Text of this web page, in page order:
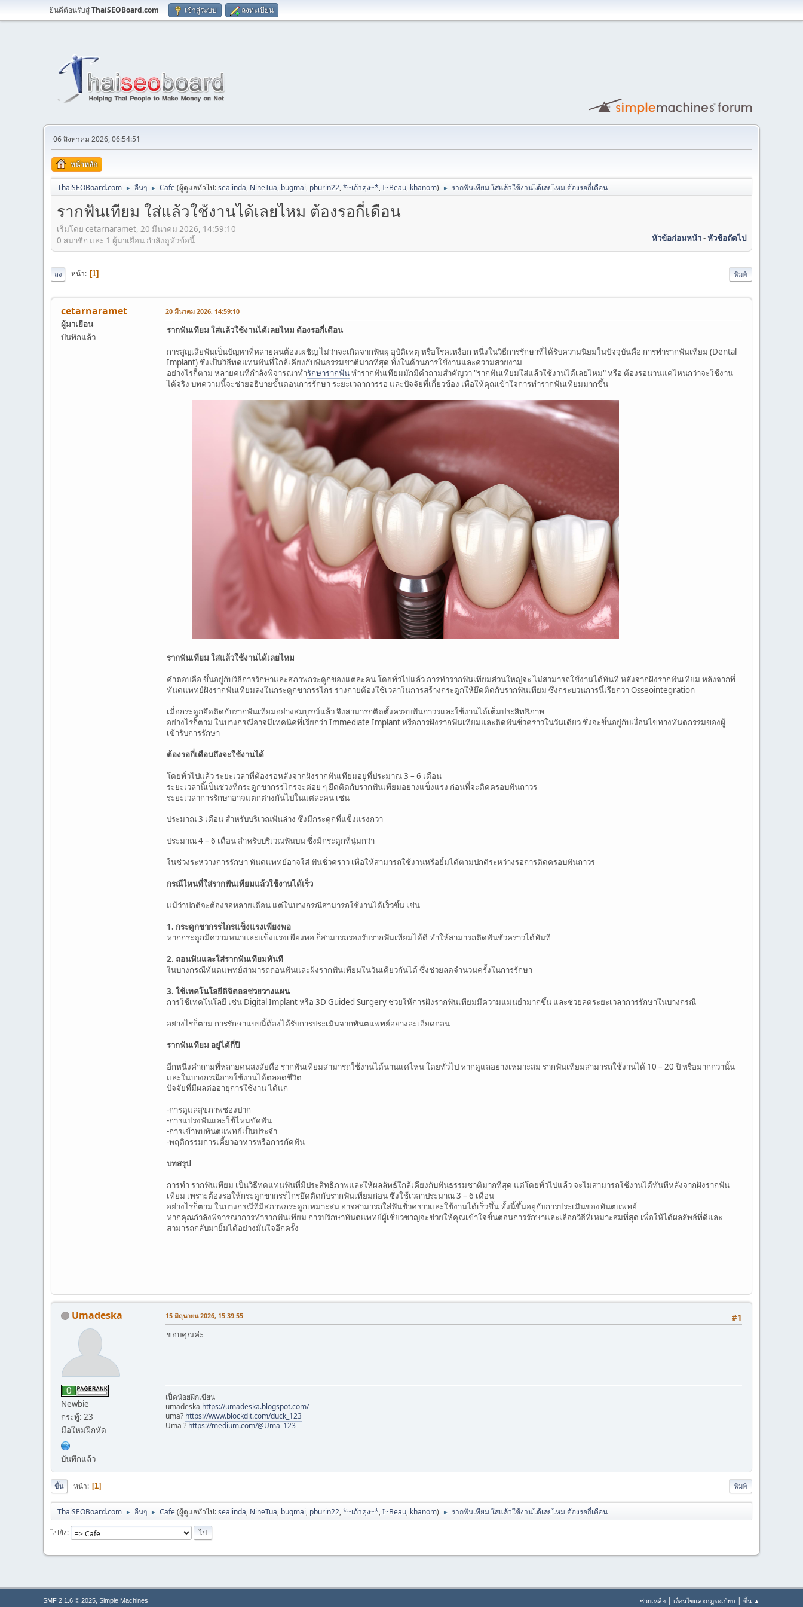
ยินดีต้อนรับสู่ThaiSEOBoard.com เข้าสู่ระบบ ลงทะเบียน
06 สิงหาคม 2026, 06:54:51
หน้าหลัก
ThaiSEOBoard.com ► อื่นๆ ► Cafe(ผู้ดูแลทั่วไป:sealinda, NineTua, bugmai, pburin22,*~เก้าคุง~*,I~Beau, khanom) ► รากฟันเทียม ใส่แล้วใช้งานได้เลยไหม ต้องรอกี่เดือน
รากฟันเทียม ใส่แล้วใช้งานได้เลยไหม ต้องรอกี่เดือน
เริ่มโดย cetarnaramet, 20 มีนาคม 2026, 14:59:10
หัวข้อก่อนหน้า-หัวข้อถัดไป
0 สมาชิก และ 1 ผู้มาเยือน กำลังดูหัวข้อนี้
พิมพ์
ลง หน้า 1
cetarnaramet
ผู้มาเยือน
บันทึกแล้ว
20 มีนาคม 2026, 14:59:10
รากฟันเทียม ใส่แล้วใช้งานได้เลยไหม ต้องรอกี่เดือน
การสูญเสียฟันเป็นปัญหาที่หลายคนต้องเผชิญ ไม่ว่าจะเกิดจากฟันผุ อุบัติเหตุ หรือโรคเหงือก หนึ่งในวิธีการรักษาที่ได้รับความนิยมในปัจจุบันคือ การทำรากฟันเทียม (Dental
Implant) ซึ่งเป็นวิธีทดแทนฟันที่ใกล้เคียงกับฟันธรรมชาติมากที่สุด ทั้งในด้านการใช้งานและความสวยงาม
อย่างไรก็ตาม หลายคนที่กำลังพิจารณาทำรักษารากฟันทำรากฟันเทียมมักมีคำถามสำคัญว่า "รากฟันเทียมใส่แล้วใช้งานได้เลยไหม" หรือ ต้องรอนานแค่ไหนกว่าจะใช้งาน
ได้จริง บทความนี้จะช่วยอธิบายขั้นตอนการรักษา ระยะเวลาการรอ และปัจจัยที่เกี่ยวข้อง เพื่อให้คุณเข้าใจการทำรากฟันเทียมมากขึ้น
รากฟันเทียม ใส่แล้วใช้งานได้เลยไหม
คำตอบคือ ขึ้นอยู่กับวิธีการรักษาและสภาพกระดูกของแต่ละคน โดยทั่วไปแล้ว การทำรากฟันเทียมส่วนใหญ่จะ ไม่สามารถใช้งานได้ทันที หลังจากฝังรากฟันเทียม หลังจากที่
ทันตแพทย์ฝังรากฟันเทียมลงในกระดูกขากรรไกร ร่างกายต้องใช้เวลาในการสร้างกระดูกให้ยึดติดกับรากฟันเทียม ซึ่งกระบวนการนี้เรียกว่า Osseointegration
เมื่อกระดูกยึดติดกับรากฟันเทียมอย่างสมบูรณ์แล้ว จึงสามารถติดตั้งครอบฟันถาวรและใช้งานได้เต็มประสิทธิภาพ
อย่างไรก็ตาม ในบางกรณีอาจมีเทคนิคที่เรียกว่า Immediate Implant หรือการฝังรากฟันเทียมและติดฟันชั่วคราวในวันเดียว ซึ่งจะขึ้นอยู่กับเงื่อนไขทางทันตกรรมของผู้
เข้ารับการรักษา
ต้องรอกี่เดือนถึงจะใช้งานได้
โดยทั่วไปแล้ว ระยะเวลาที่ต้องรอหลังจากฝังรากฟันเทียมอยู่ที่ประมาณ 3 – 6 เดือน
ระยะเวลานี้เป็นช่วงที่กระดูกขากรรไกรจะค่อย ๆ ยึดติดกับรากฟันเทียมอย่างแข็งแรง ก่อนที่จะติดครอบฟันถาวร
ระยะเวลาการรักษาอาจแตกต่างกันไปในแต่ละคน เช่น
ประมาณ 3 เดือน สำหรับบริเวณฟันล่าง ซึ่งมีกระดูกที่แข็งแรงกว่า
ประมาณ 4 – 6 เดือน สำหรับบริเวณฟันบน ซึ่งมีกระดูกที่นุ่มกว่า
ในช่วงระหว่างการรักษา ทันตแพทย์อาจใส่ ฟันชั่วคราว เพื่อให้สามารถใช้งานหรือยิ้มได้ตามปกติระหว่างรอการติดครอบฟันถาวร
กรณีไหนที่ใส่รากฟันเทียมแล้วใช้งานได้เร็ว
แม้ว่าปกติจะต้องรอหลายเดือน แต่ในบางกรณีสามารถใช้งานได้เร็วขึ้น เช่น
1. กระดูกขากรรไกรแข็งแรงเพียงพอ
หากกระดูกมีความหนาและแข็งแรงเพียงพอ ก็สามารถรองรับรากฟันเทียมได้ดี ทำให้สามารถติดฟันชั่วคราวได้ทันที
2. ถอนฟันและใส่รากฟันเทียมทันที
ในบางกรณีทันตแพทย์สามารถถอนฟันและฝังรากฟันเทียมในวันเดียวกันได้ ซึ่งช่วยลดจำนวนครั้งในการรักษา
3. ใช้เทคโนโลยีดิจิตอลช่วยวางแผน
การใช้เทคโนโลยี เช่น Digital Implant หรือ 3D Guided Surgery ช่วยให้การฝังรากฟันเทียมมีความแม่นยำมากขึ้น และช่วยลดระยะเวลาการรักษาในบางกรณี
อย่างไรก็ตาม การรักษาแบบนี้ต้องได้รับการประเมินจากทันตแพทย์อย่างละเอียดก่อน
รากฟันเทียม อยู่ได้กี่ปี
อีกหนึ่งคำถามที่หลายคนสงสัยคือ รากฟันเทียมสามารถใช้งานได้นานแค่ไหน โดยทั่วไป หากดูแลอย่างเหมาะสม รากฟันเทียมสามารถใช้งานได้ 10 – 20 ปี หรือมากกว่านั้น
และในบางกรณีอาจใช้งานได้ตลอดชีวิต
ปัจจัยที่มีผลต่ออายุการใช้งาน ได้แก่
-การดูแลสุขภาพช่องปาก
-การแปรงฟันและใช้ไหมขัดฟัน
-การเข้าพบทันตแพทย์เป็นประจำ
-พฤติกรรมการเคี้ยวอาหารหรือการกัดฟัน
บทสรุป
การทำ รากฟันเทียม เป็นวิธีทดแทนฟันที่มีประสิทธิภาพและให้ผลลัพธ์ใกล้เคียงกับฟันธรรมชาติมากที่สุด แต่โดยทั่วไปแล้ว จะไม่สามารถใช้งานได้ทันทีหลังจากฝังรากฟัน
เทียม เพราะต้องรอให้กระดูกขากรรไกรยึดติดกับรากฟันเทียมก่อน ซึ่งใช้เวลาประมาณ 3 – 6 เดือน
อย่างไรก็ตาม ในบางกรณีที่มีสภาพกระดูกเหมาะสม อาจสามารถใส่ฟันชั่วคราวและใช้งานได้เร็วขึ้น ทั้งนี้ขึ้นอยู่กับการประเมินของทันตแพทย์
หากคุณกำลังพิจารณาการทำรากฟันเทียม การปรึกษาทันตแพทย์ผู้เชี่ยวชาญจะช่วยให้คุณเข้าใจขั้นตอนการรักษาและเลือกวิธีที่เหมาะสมที่สุด เพื่อให้ได้ผลลัพธ์ที่ดีและ
สามารถกลับมายิ้มได้อย่างมั่นใจอีกครั้ง
Umadeska
Newbie
กระทู้: 23
มือใหม่ฝึกหัด
บันทึกแล้ว
#1
15 มิถุนายน 2026, 15:39:55
ขอบคุณค่ะ
เป็ดน้อยฝึกเขียน
umadeska https://umadeska.blogspot.com/
uma? https://www.blockdit.com/duck_123
Uma ? https://medium.com/@Uma_123
พิมพ์
ขึ้น หน้า 1
ThaiSEOBoard.com ► อื่นๆ ► Cafe(ผู้ดูแลทั่วไป:sealinda, NineTua, bugmai, pburin22,*~เก้าคุง~*,I~Beau, khanom) ► รากฟันเทียม ใส่แล้วใช้งานได้เลยไหม ต้องรอกี่เดือน
ไปยัง
ช่วยเหลือ | เงื่อนไขและกฎระเบียบ | ขึ้น ▲
SMF 2.1.6 © 2025, Simple Machines